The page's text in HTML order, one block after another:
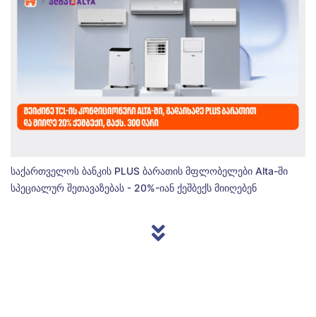
საქართველოს ბანკის PLUS ბარათის მფლობელები Alta-ში
სპეციალურ შეთავაზებას - 20%-იან ქეშბექს მიიღებენ